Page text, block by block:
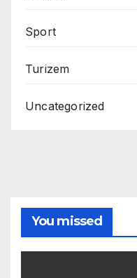
Sport
Turizem
Uncategorized
You missed